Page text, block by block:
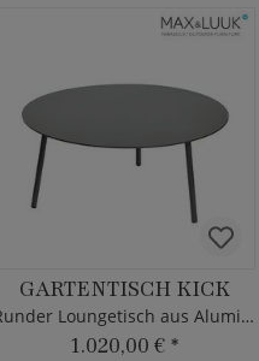
GARTENTISCH KICK
Runder Loungetisch aus Aluminium
1.020,00 € *